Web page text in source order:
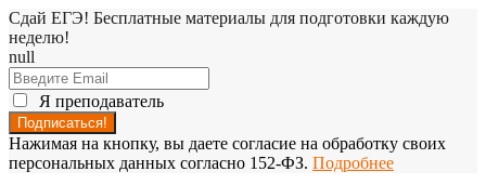
Сдай ЕГЭ! Бесплатные материалы для подготовки каждую
неделю!
null
Я преподаватель
Нажимая на кнопку, вы даете согласие на обработку своих
персональных данных согласно 152-ФЗ. Подробнее